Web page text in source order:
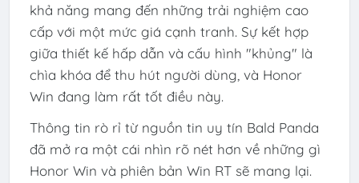
khả năng mang đến những trải nghiệm cao
cấp với một mức giá cạnh tranh. Sự kết hợp
giữa thiết kế hấp dẫn và cấu hình "khủng" là
chìa khóa để thu hút người dùng, và Honor
Win đang làm rất tốt điều này.
Thông tin rò rỉ từ nguồn tin uy tín Bald Panda
đã mở ra một cái nhìn rõ nét hơn về những gì
Honor Win và phiên bản Win RT sẽ mang lại.